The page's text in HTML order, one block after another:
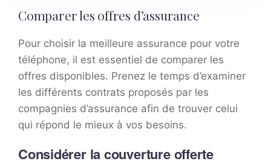
Comparer les offres d’assurance
Pour choisir la meilleure assurance pour votre
téléphone, il est essentiel de comparer les
offres disponibles. Prenez le temps d’examiner
les différents contrats proposés par les
compagnies d’assurance afin de trouver celui
qui répond le mieux à vos besoins.
Considérer la couverture offerte